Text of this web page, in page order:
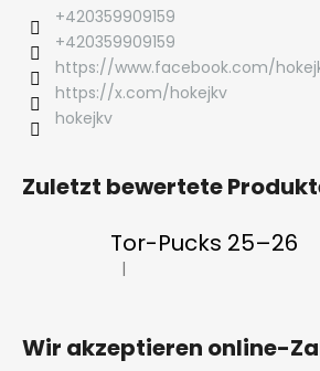
+420359909159
+420359909159
https://www.facebook.com/
https://x.com/hokejkv
hokejkv
Zuletzt bewertete
Tor-Pucks 25–26
Die Produktbewertung
|
Wir akzeptieren online-